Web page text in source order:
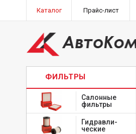
Каталог Прайс-лист
ФИЛЬТРЫ
Салонные
фильтры
Гидравли-
ческие